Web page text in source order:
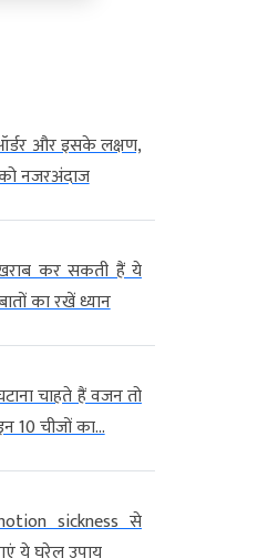
और इसके लक्षण,
नजरअंदाज
कर सकती हैं ये
का रखें ध्यान
चाहते हैं वजन तो
10 चीजों का...
sickness से